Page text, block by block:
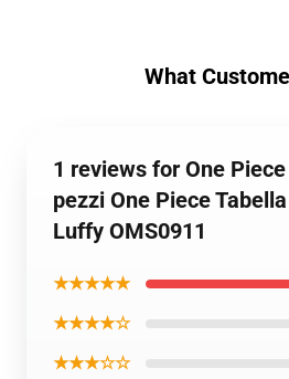
What
1 reviews for One
pezzi One Piece
Luffy OMS0911
★★★★★
★★★★☆
★★★☆☆